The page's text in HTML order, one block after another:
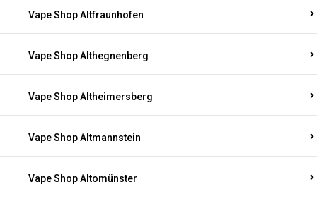
Vape Shop Altfraunhofen
Vape Shop Althegnenberg
Vape Shop Altheimersberg
Vape Shop Altmannstein
Vape Shop Altomünster